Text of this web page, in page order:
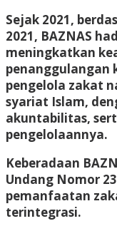
Sejak 2021,
2021, BAZNAS
meningkatkan
penanggulangan
pengelola zakat
syariat Islam,
akuntabilitas,
pengelolaannya.
Keberadaan
Undang Nomor
pemanfaatan
terintegrasi.